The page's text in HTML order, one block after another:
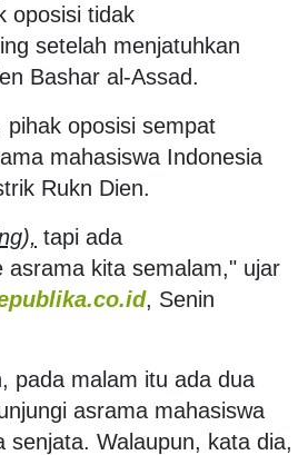
oposisi tidak
setelah menjatuhkan
Bashar al-Assad.
pihak oposisi sempat
mahasiswa Indonesia
Rukn Dien.
tapi ada
asrama kita semalam," ujar
, Senin
pada malam itu ada dua
asrama mahasiswa
senjata. Walaupun, kata dia,